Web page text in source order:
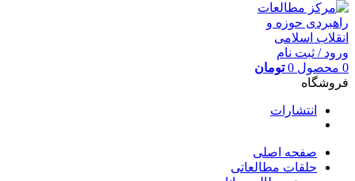
ورود / ثبت نام
0 محصول 0 تومان
فروشگاه
انتشارات
صفحه اصلی
حلقات مطالعاتی